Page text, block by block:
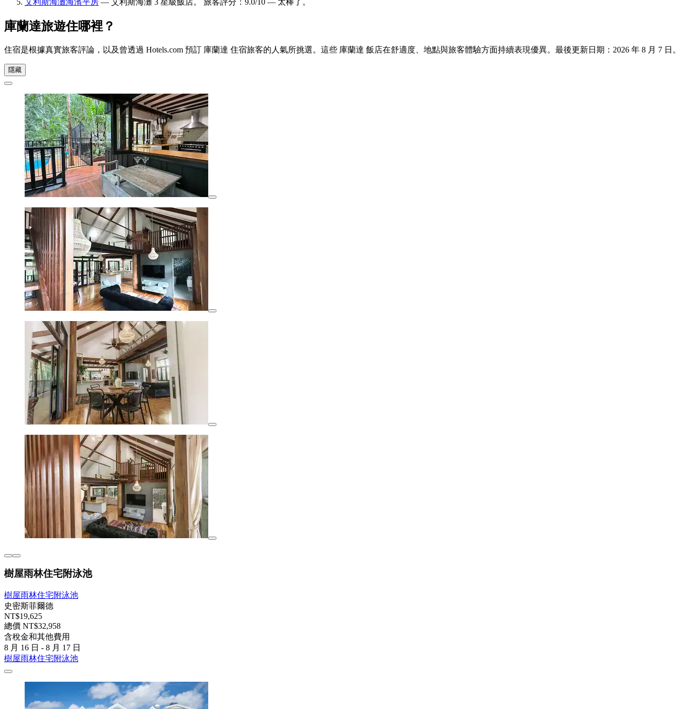
庫蘭達旅遊住哪裡？
住宿是根據真實旅客評論，以及曾透過 Hotels.com 預訂 庫蘭達 住宿旅客的人氣所挑選。這些 庫蘭達 飯店在舒適度、地點與旅客體驗方面持續表現優異。最後更新日期： 2026 年 8 月 7 日 。
隱藏
樹屋雨林住宅附泳池
樹屋雨林住宅附泳池
史密斯菲爾德
NT$19,625
總價 NT$32,958
含稅金和其他費用
8 月 16 日 - 8 月 17 日
樹屋雨林住宅附泳池